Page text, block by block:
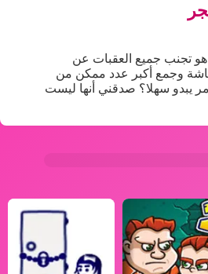
تجنب جميع العقبات عن
وجمع أكبر عدد ممكن من
يبدو سهلا؟ صدقني أنها ليست